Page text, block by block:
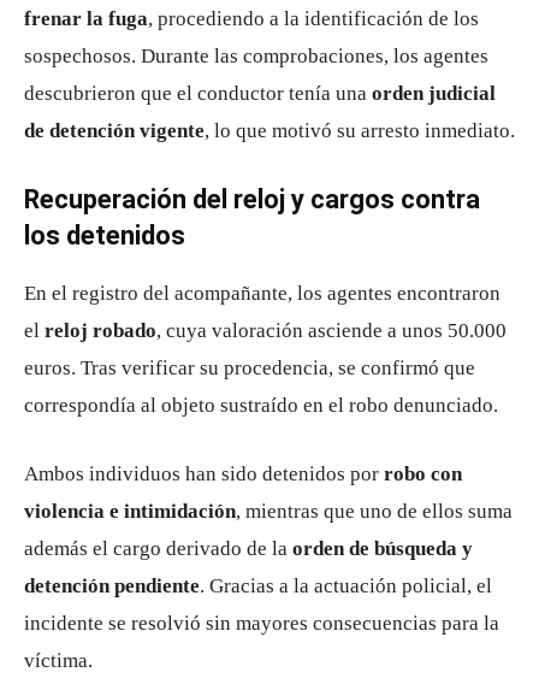
frenar la fuga, procediendo a la identificación de los
sospechosos. Durante las comprobaciones, los agentes
descubrieron que el conductor tenía una orden judicial
de detención vigente, lo que motivó su arresto inmediato.
Recuperación del reloj y cargos contra
los detenidos
En el registro del acompañante, los agentes encontraron
el reloj robado, cuya valoración asciende a unos 50.000
euros. Tras verificar su procedencia, se confirmó que
correspondía al objeto sustraído en el robo denunciado.
Ambos individuos han sido detenidos por robo con
violencia e intimidación, mientras que uno de ellos suma
además el cargo derivado de la orden de búsqueda y
detención pendiente. Gracias a la actuación policial, el
incidente se resolvió sin mayores consecuencias para la
víctima.